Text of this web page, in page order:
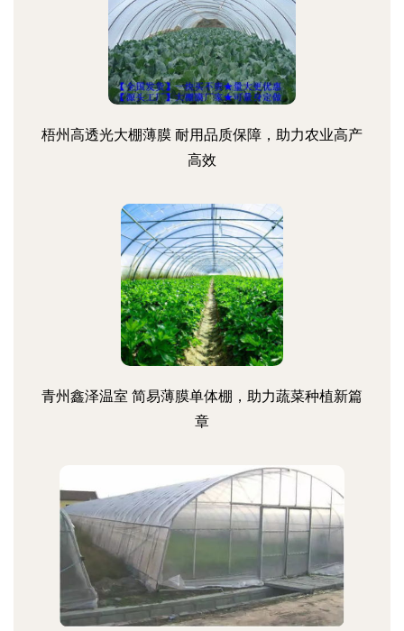
梧州高透光大棚薄膜 耐用品质保障，助力农业高产
高效
青州鑫泽温室 简易薄膜单体棚，助力蔬菜种植新篇
章